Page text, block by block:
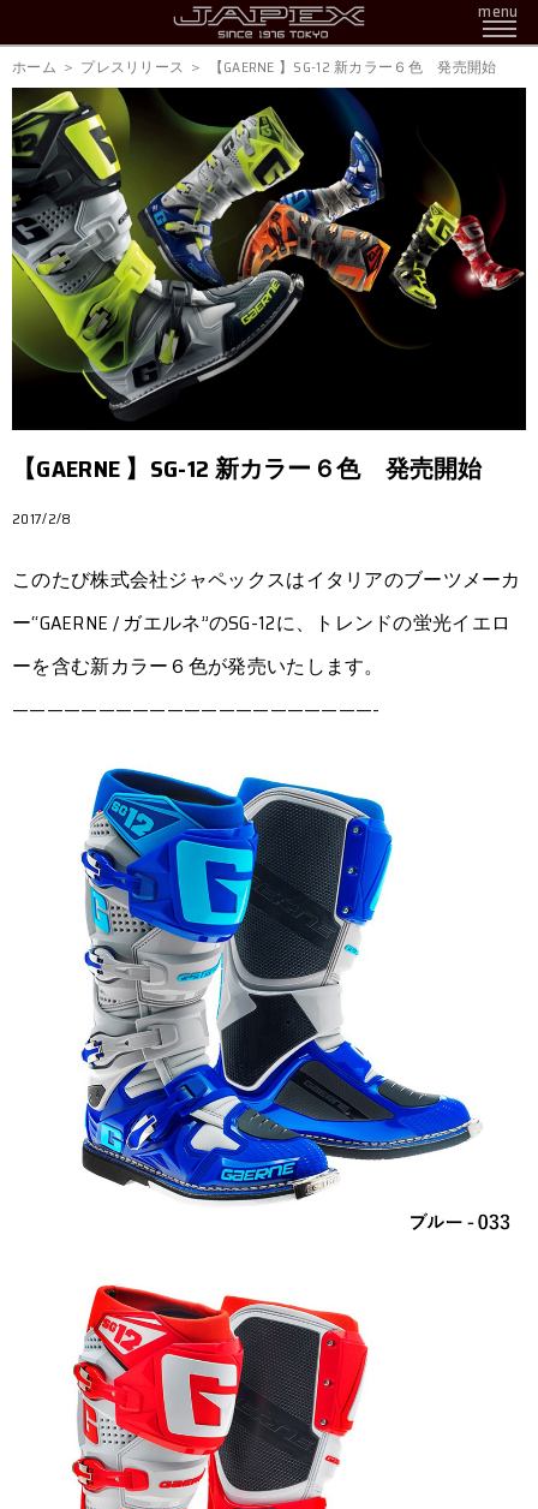
menu
ホーム プレスリリース 【GAERNE 】SG-12 新カラー６色 発売開始
【GAERNE 】SG-12 新カラー６色 発売開始
2017/2/8
このたび株式会社ジャペックスはイタリアのブーツメーカ
ー“GAERNE / ガエルネ”のSG-12に、トレンドの蛍光イエロ
ーを含む新カラー６色が発売いたします。
—————————————————————-